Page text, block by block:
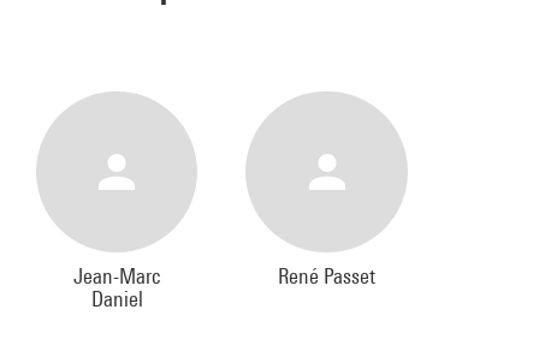
Jean-Marc
Daniel
René Passet